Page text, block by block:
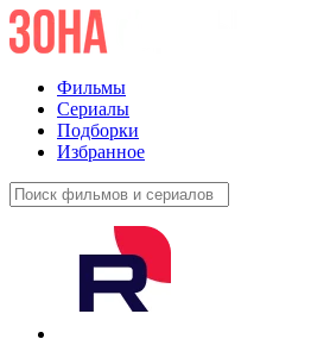
Фильмы
Сериалы
Подборки
Избранное